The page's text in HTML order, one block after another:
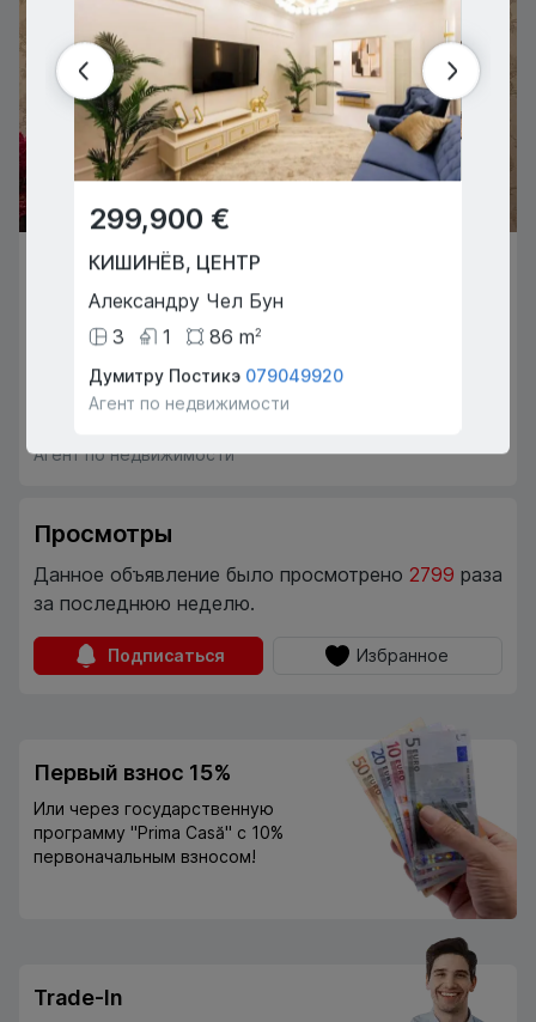
77,000 €
КИШИНЁВ,БУЮКАНЫ
Ион Крянгэ
1 45 m2
Агент по недвижимости
Просмотры
Данное объявление было просмотрено 2799 раза
за последнюю неделю.
Подписаться Избранное
Первый взнос 15%
Или через государственную
программу "Prima Casă" с 10%
первоначальным взносом!
Trade-In
299,900 €
КИШИНЁВ, ЦЕНТР
Александру Чел Бун
3
1 86 m2
Думитру Постикэ 079049920
Агент по недвижимости